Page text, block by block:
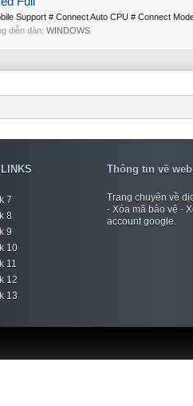
Support # Connect Auto CPU # Connect
diễn đàn: WINDOWS
7
8
9
10
11
12
13
Thông tin về
Trang chuyên về
- Xóa mã bảo vệ -
account google.